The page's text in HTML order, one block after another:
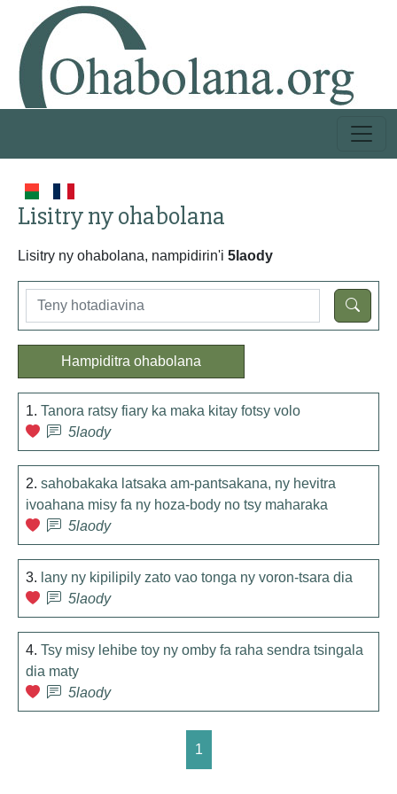
Lisitry ny ohabolana
Lisitry ny ohabolana, nampidirin'i 5laody
Hampiditra ohabolana
1. Tanora ratsy fiary ka maka kitay fotsy volo
5laody
2. sahobakaka latsaka am-pantsakana, ny hevitra
ivoahana misy fa ny hoza-body no tsy maharaka
5laody
3. lany ny kipilipily zato vao tonga ny voron-tsara dia
5laody
4. Tsy misy lehibe toy ny omby fa raha sendra tsingala
dia maty
5laody
1